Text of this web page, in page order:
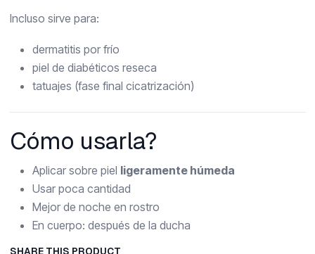
Incluso sirve para:
dermatitis por frío
piel de diabéticos reseca
tatuajes (fase final cicatrización)
Cómo usarla?
Aplicar sobre piel ligeramente húmeda
Usar poca cantidad
Mejor de noche en rostro
En cuerpo: después de la ducha